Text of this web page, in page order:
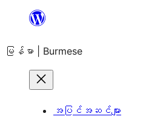
အကြောင်းအရာ
ကျော်သွား
မြန်မာ | Burmese
အပြင်အဆင်များ